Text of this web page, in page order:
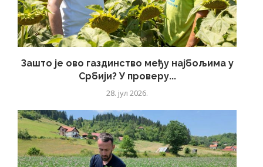
Зашто је ово газдинство међу најбољима у
Србији? У проверу...
28. јул 2026.